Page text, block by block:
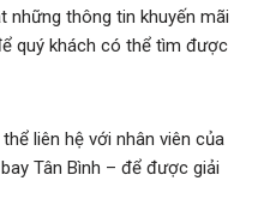
những thông tin khuyến mãi
quý khách có thể tìm được
liên hệ với nhân viên của
Tân Bình – để được giải